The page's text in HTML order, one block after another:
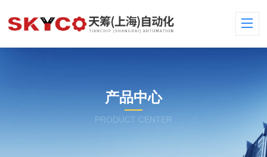
产品中心
PRODUCT CENTER